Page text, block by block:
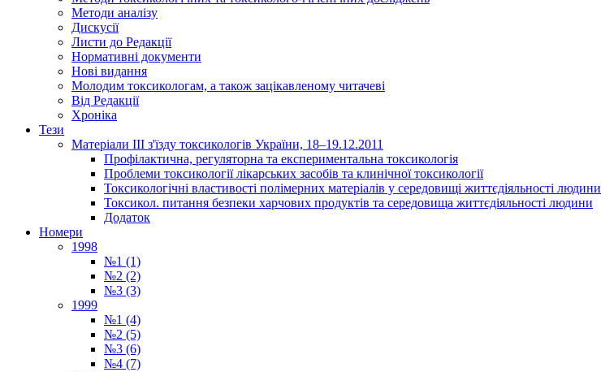
Методи аналізу
Дискусії
Листи до Редакції
Нормативні документи
Нові видання
Молодим токсикологам, а також зацікавленому читачеві
Від Редакції
Хроніка
Тези
Матеріали ІІІ з'їзду токсикологів України, 18–19.12.2011
Профілактична, регуляторна та експериментальна токсикологія
Проблеми токсикології лікарських засобів та клинічної токсикології
Токсикологічні властивості полімерних матеріалів у середовищі життєдіяльності людини
Токсикол. питання безпеки харчових продуктів та середовища життєдіяльності людини
Додаток
Номери
1998
№1 (1)
№2 (2)
№3 (3)
1999
№1 (4)
№2 (5)
№3 (6)
№4 (7)